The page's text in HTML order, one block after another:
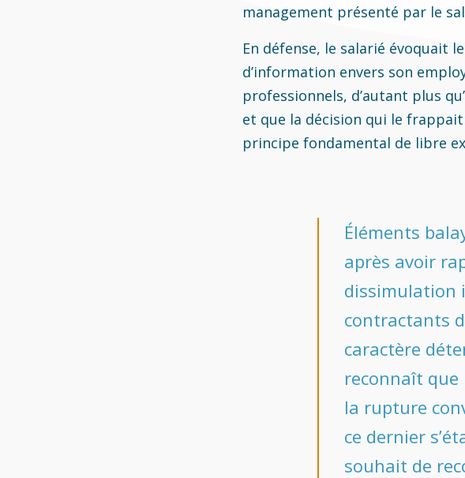
management présenté par le
En défense, le salarié évoquait
d’information envers son
professionnels, d’autant plus
et que la décision qui le
principe fondamental de libre
Éléments
après avoir
dissimulation
contractants
caractère
reconnaît que
la rupture
ce dernier
souhait de